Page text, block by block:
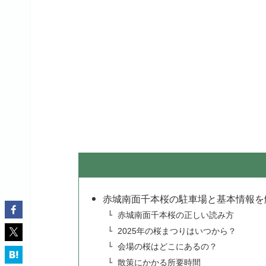
赤城南面千本桜の駐車場と基本情報を
赤城南面千本桜の正しい読み方
2025年の桜まつりはいつから？
会場の桜はどこにあるの？
散策にかかる所要時間